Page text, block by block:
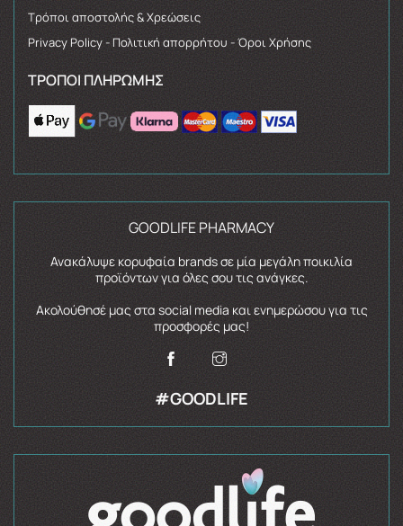
Τρόποι αποστολής & Χρεώσεις
Privacy Policy - Πολιτική απορρήτου - Όροι Χρήσης
ΤΡΌΠΟΙ ΠΛΗΡΩΜΉΣ
GOODLIFE PHARMACY
Ανακάλυψε κορυφαία brands σε μία μεγάλη ποικιλία
προϊόντων για όλες σου τις ανάγκες.
Ακολούθησέ μας στα social media και ενημερώσου για τις
προσφορές μας!
#GOODLIFE